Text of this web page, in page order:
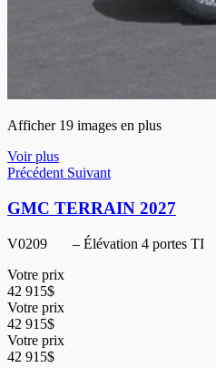
Afficher 19 images en plus
Voir plus
Précédent Suivant
GMC TERRAIN 2027
V0209
– Élévation 4 portes TI
Votre prix
42 915$
Votre prix
42 915$
Votre prix
42 915$